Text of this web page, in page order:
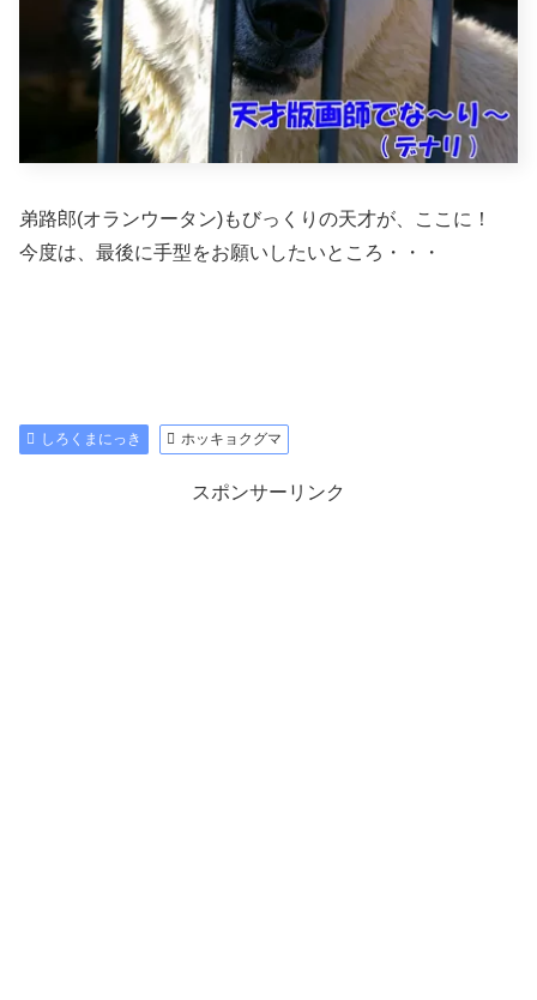
弟路郎(オランウータン)もびっくりの天才が、ここに！
今度は、最後に手型をお願いしたいところ・・・
しろくまにっき ホッキョクグマ
スポンサーリンク